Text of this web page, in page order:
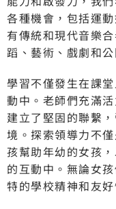
各種機會，包括運
有傳統和現代音樂
蹈、藝術、戲劇和
學習不僅發生在課
動中。老師們充滿
建立了堅固的聯繫
境。探索領導力不
孩幫助年幼的女孩
的互動中。無論女
特的學校精神和友